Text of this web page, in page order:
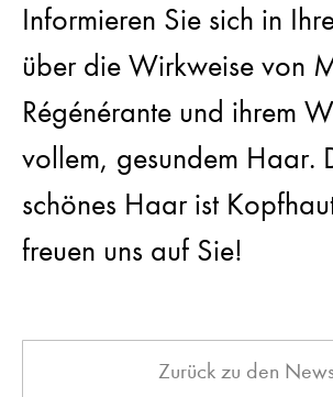
Informieren Sie sich in
über die Wirkweise von
Régénérante und ihrem
vollem, gesundem Haar.
schönes Haar ist
freuen uns auf Sie!
Zurück zu den